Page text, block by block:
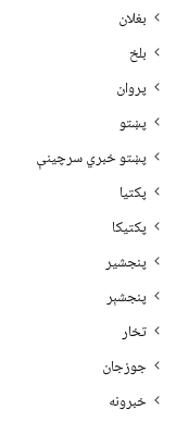
بغلان
بلخ
پروان
پښتو
پښتو خبري سرچينې
پکتيا
پکتیکا
پنجشیر
پنجشېر
تخار
جوزجان
خبرونه